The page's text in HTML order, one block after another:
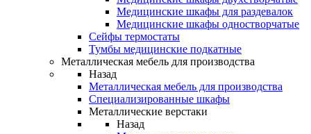
Медицинские шкафы для раздевалок
Медицинские шкафы одностворчатые
Сейфы термостаты
Тумбы медицинские подкатные
Металлическая мебель для производства
Назад
Металлическая мебель для производства
Cпециализированные шкафы
Металлические верстаки
Назад